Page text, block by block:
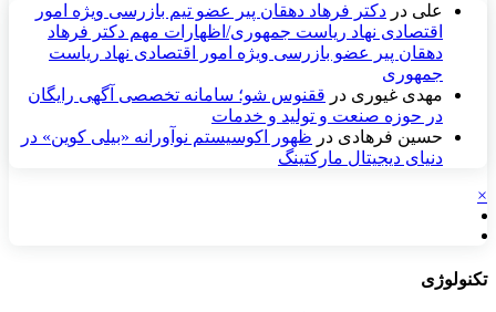
علی در دکتر فرهاد دهقان پیر عضو تيم بازرسی ويژه امور
اقتصادی نهاد رياست جمهوری/اظهارات مهم دکتر فرهاد
دهقان پیر عضو بازرسی ویژه امور اقتصادی نهاد ریاست
جمهوری
مهدی غیوری در ققنوس شو؛ سامانه تخصصی آگهی رایگان
در حوزه صنعت و تولید و خدمات
حسین فرهادی در ظهور اکوسیستم نوآورانه «بیلی کوین» در
دنیای دیجیتال مارکتینگ
×
تکنولوژی